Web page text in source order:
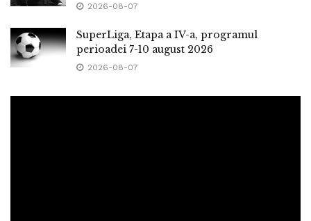
2026-08-07
SuperLiga, Etapa a IV-a, programul
perioadei 7-10 august 2026
2026-08-07